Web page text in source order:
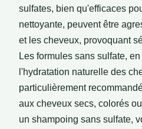
sulfates, bien qu'efficaces
nettoyante, peuvent être
et les cheveux, provoquant
Les formules sans sulfate,
l'hydratation naturelle des
particulièrement
aux cheveux secs, colorés
un shampoing sans sulfate,